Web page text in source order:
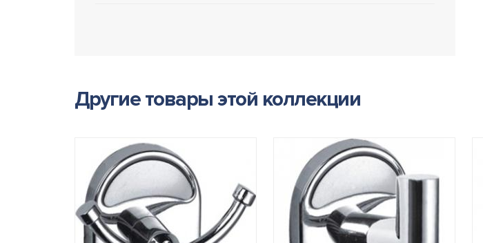
Другие товары этой коллекции